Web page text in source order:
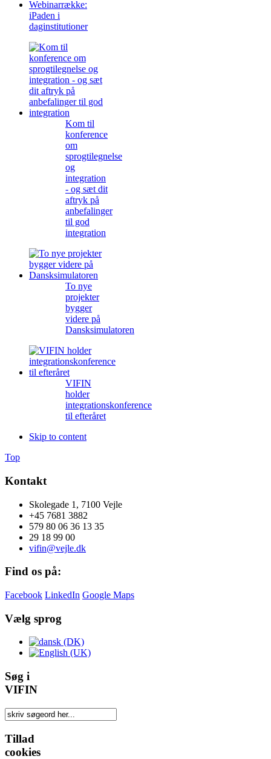
Webinarrække:
iPaden i
daginstitutioner
Kom til
konference
om
sprogtilegnelse
og
integration
- og sæt dit
aftryk på
anbefalinger
til god
integration
To nye
projekter
bygger
videre på
Dansksimulatoren
VIFIN
holder
integrationskonference
til efteråret
Skip to content
Top
Kontakt
Skolegade 1, 7100 Vejle
+45 7681 3882
579 80 06 36 13 35
29 18 99 00
vifin@vejle.dk
Find os på:
Facebook LinkedIn Google Maps
Vælg sprog
Søg i
VIFIN
Tillad
cookies